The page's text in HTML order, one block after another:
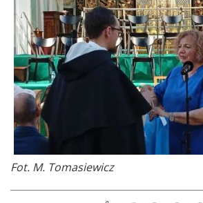
Fot. M. Tomasiewicz